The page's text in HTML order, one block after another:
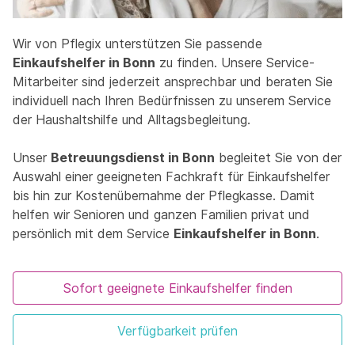
Wir von Pflegix unterstützen Sie passende
Einkaufshelfer in Bonn zu finden. Unsere Service-
Mitarbeiter sind jederzeit ansprechbar und beraten Sie
individuell nach Ihren Bedürfnissen zu unserem Service
der Haushaltshilfe und Alltagsbegleitung.
Unser Betreuungsdienst in Bonn begleitet Sie von der
Auswahl einer geeigneten Fachkraft für Einkaufshelfer
bis hin zur Kostenübernahme der Pflegkasse. Damit
helfen wir Senioren und ganzen Familien privat und
persönlich mit dem Service Einkaufshelfer in Bonn.
Sofort geeignete Einkaufshelfer finden
Verfügbarkeit prüfen